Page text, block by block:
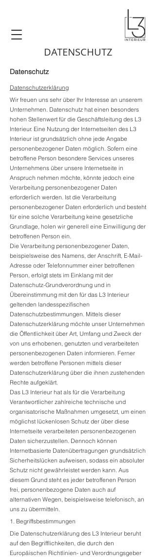
DATENSCHUTZ
Datenschutz
Datenschutzerklärung
Wir freuen uns sehr über Ihr Interesse an unserem
Unternehmen. Datenschutz hat einen besonders
hohen Stellenwert für die Geschäftsleitung des L3
Interieur. Eine Nutzung der Internetseiten des L3
Interieur ist grundsätzlich ohne jede Angabe
personenbezogener Daten möglich. Sofern eine
betroffene Person besondere Services unseres
Unternehmens über unsere Internetseite in
Anspruch nehmen möchte, könnte jedoch eine
Verarbeitung personenbezogener Daten
erforderlich werden. Ist die Verarbeitung
personenbezogener Daten erforderlich und besteht
für eine solche Verarbeitung keine gesetzliche
Grundlage, holen wir generell eine Einwilligung der
betroffenen Person ein.
Die Verarbeitung personenbezogener Daten,
beispielsweise des Namens, der Anschrift, E-Mail-
Adresse oder Telefonnummer einer betroffenen
Person, erfolgt stets im Einklang mit der
Datenschutz-Grundverordnung und in
Übereinstimmung mit den für das L3 Interieur
geltenden landesspezifischen
Datenschutzbestimmungen. Mittels dieser
Datenschutzerklärung möchte unser Unternehmen
die Öffentlichkeit über Art, Umfang und Zweck der
von uns erhobenen, genutzten und verarbeiteten
personenbezogenen Daten informieren. Ferner
werden betroffene Personen mittels dieser
Datenschutzerklärung über die ihnen zustehenden
Rechte aufgeklärt.
Das L3 Interieur hat als für die Verarbeitung
Verantwortlicher zahlreiche technische und
organisatorische Maßnahmen umgesetzt, um einen
möglichst lückenlosen Schutz der über diese
Internetseite verarbeiteten personenbezogenen
Daten sicherzustellen. Dennoch können
Internetbasierte Datenübertragungen grundsätzlich
Sicherheitslücken aufweisen, sodass ein absoluter
Schutz nicht gewährleistet werden kann. Aus
diesem Grund steht es jeder betroffenen Person
frei, personenbezogene Daten auch auf
alternativen Wegen, beispielsweise telefonisch, an
uns zu übermitteln.
1. Begriffsbestimmungen
Die Datenschutzerklärung des L3 Interieur beruht
auf den Begrifflichkeiten, die durch den
Europäischen Richtlinien- und Verordnungsgeber